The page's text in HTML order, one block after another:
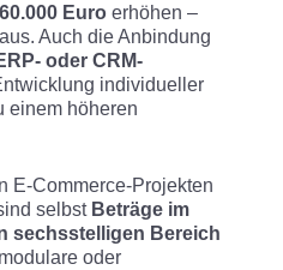
Euro erhöhen –
Auch die Anbindung
oder CRM-
individueller
einem höheren
E-Commerce-Projekten
selbst Beträge im
sechsstelligen Bereich
oder